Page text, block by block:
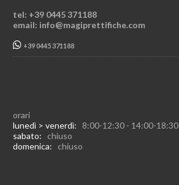
tel: +39 0445 371188
email: info@magiprettifiche.com
+39 0445 371188
orari
lunedì > venerdì: 8:00-12:30 - 14:00-18:30
sabato: chiuso
domenica: chiuso